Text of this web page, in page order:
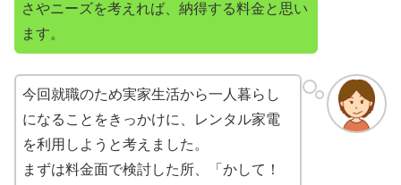
さやニーズを考えれば、納得する料金と思い
ます。
今回就職のため実家生活から一人暮らし
になることをきっかけに、レンタル家電
を利用しようと考えました。
まずは料金面で検討した所、「かして！